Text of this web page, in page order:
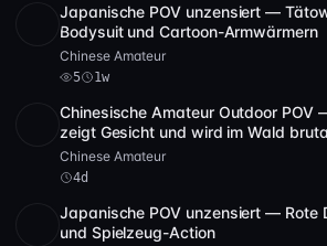
1:08:19
Japanische POV unzensiert —
Bodysuit und Cartoon-Armwärmern
Chinese Amateur
5 1w
Chinesische Amateur Outdoor POV
zeigt Gesicht und wird im Wald
Chinese Amateur
4d
2:41:28
Japanische POV unzensiert — Rote
und Spielzeug-Action